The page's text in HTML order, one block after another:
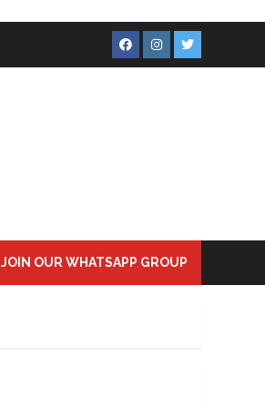
Facebook
Instagram
Twitter
JOIN OUR WHATSAPP GROUP